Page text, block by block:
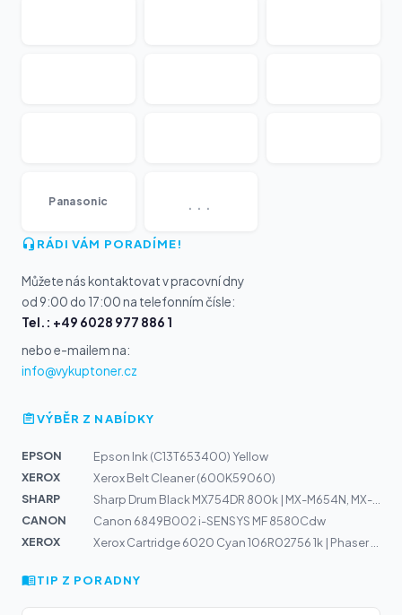
Panasonic
RÁDI VÁM PORADÍME!
Můžete nás kontaktovat v pracovní dny
od 9:00 do 17:00 na telefonním čísle:
Tel.: +49 6028 977 886 1
nebo e-mailem na:
info@vykuptoner.cz
VÝBĚR Z NABÍDKY
EPSON
Epson Ink (C13T653400) Yellow
XEROX
Xerox Belt Cleaner (600K59060)
SHARP
CANON
Canon 6849B002 i-SENSYS MF 8580Cdw
XEROX
TIP Z PORADNY